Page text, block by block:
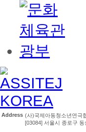
Address (사)국제아동청소년연극
[03084] 서울시 종로구